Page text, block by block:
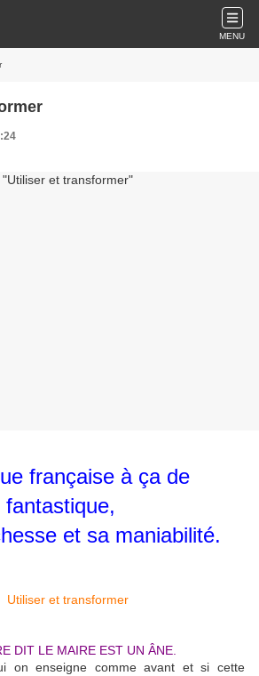
MENU
française à ça de
fantastique,
et sa maniabilité.
DIT LE MAIRE EST UN ÂNE.
on enseigne comme avant et si cette